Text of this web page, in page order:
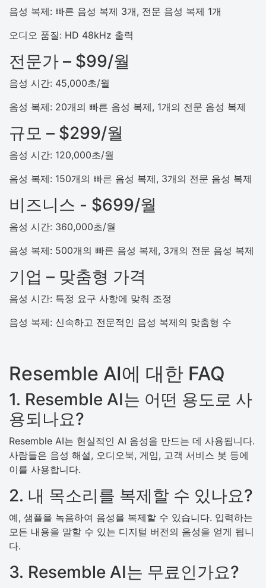
음성 복제: 빠른 음성 복제 3개, 전문 음성 복제 1개
오디오 품질: HD 48kHz 출력
전문가 – $99/월
음성 시간: 45,000초/월
음성 복제: 20개의 빠른 음성 복제, 1개의 전문 음성 복제
규모 – $299/월
음성 시간: 120,000초/월
음성 복제: 150개의 빠른 음성 복제, 3개의 전문 음성 복제
비즈니스 - $699/월
음성 시간: 360,000초/월
음성 복제: 500개의 빠른 음성 복제, 3개의 전문 음성 복제
기업 – 맞춤형 가격
음성 시간: 특정 요구 사항에 맞춰 조정
음성 복제: 신속하고 전문적인 음성 복제의 맞춤형 수
Resemble AI에 대한 FAQ
1. Resemble AI는 어떤 용도로 사
용되나요?
Resemble AI는 현실적인 AI 음성을 만드는 데 사용됩니다.
사람들은 음성 해설, 오디오북, 게임, 고객 서비스 봇 등에
이를 사용합니다.
2. 내 목소리를 복제할 수 있나요?
예, 샘플을 녹음하여 음성을 복제할 수 있습니다. 입력하는
모든 내용을 말할 수 있는 디지털 버전의 음성을 얻게 됩니
다.
3. Resemble AI는 무료인가요?